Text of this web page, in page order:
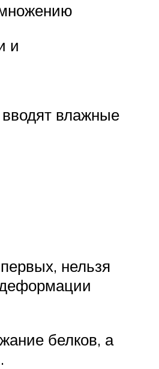
и
влажные
нельзя
белков, а